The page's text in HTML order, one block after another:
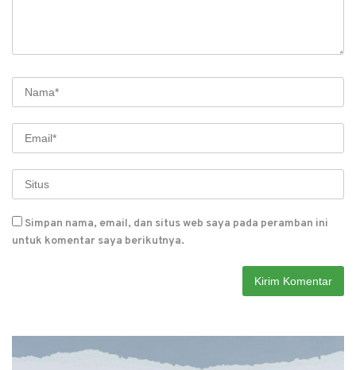
Simpan nama, email, dan situs web saya pada peramban ini
untuk komentar saya berikutnya.